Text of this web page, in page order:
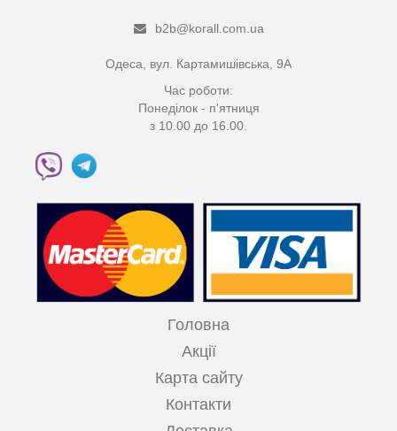
b2b@korall.com.ua
Одеса, вул. Картамишівська, 9А
Час роботи:
Понеділок - п'ятниця
з 10.00 до 16.00.
Головна
Акції
Карта сайту
Контакти